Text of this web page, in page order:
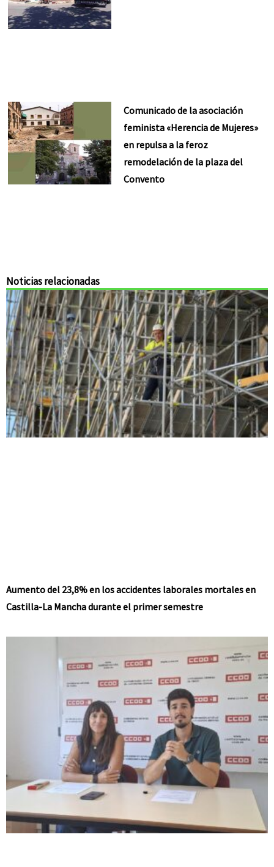
Comunicado de la asociación
feminista «Herencia de Mujeres»
en repulsa a la feroz
remodelación de la plaza del
Convento
Noticias relacionadas
Aumento del 23,8% en los accidentes laborales mortales en
Castilla-La Mancha durante el primer semestre